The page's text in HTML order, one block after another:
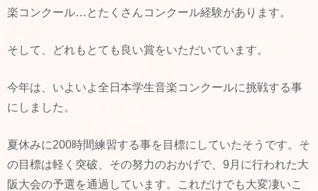
楽コンクール…とたくさんコンクール経験があります。
そして、どれもとても良い賞をいただいています。
今年は、いよいよ全日本学生音楽コンクールに挑戦する事
にしました。
夏休みに200時間練習する事を目標にしていたそうです。そ
の目標は軽く突破、その努力のおかげで、9月に行われた大
阪大会の予選を通過しています。これだけでも大変凄いこ